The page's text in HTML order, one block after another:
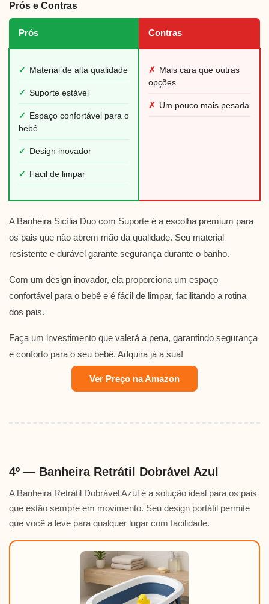
Prós e Contras
Prós Contras
✓ Material de alta qualidade
✓ Suporte estável
✓
Espaço confortável para o
bebê
✓ Design inovador
✓ Fácil de limpar
✗ Mais cara que outras
opções
✗ Um pouco mais pesada
A Banheira Sicília Duo com Suporte é a escolha premium para
os pais que não abrem mão da qualidade. Seu material
resistente e durável garante segurança durante o banho.
Com um design inovador, ela proporciona um espaço
confortável para o bebê e é fácil de limpar, facilitando a rotina
dos pais.
Faça um investimento que valerá a pena, garantindo segurança
e conforto para o seu bebê. Adquira já a sua!
Ver Preço na Amazon
4º — Banheira Retrátil Dobrável Azul
A Banheira Retrátil Dobrável Azul é a solução ideal para os pais
que estão sempre em movimento. Seu design portátil permite
que você a leve para qualquer lugar com facilidade.